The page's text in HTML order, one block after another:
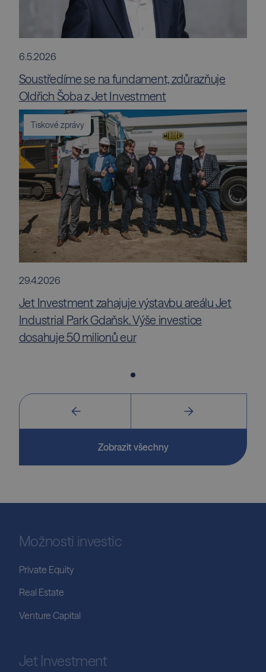
6.5.2026
Soustředíme se na fundament, zdůrazňuje
Oldřich Šoba z Jet Investment
Tiskové zprávy
29.4.2026
Jet Investment zahajuje výstavbu areálu Jet
Industrial Park Gdaňsk. Výše investice
dosahuje 50 milionů eur
Zobrazit všechny
Možnosti investic
Private Equity
Real Estate
Venture Capital
Jet Investment